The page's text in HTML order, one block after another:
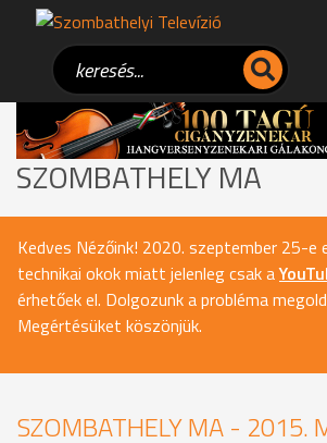
SZOMBATHELY MA
Kedves Nézőink! 2020. szeptember 25-e
technikai okok miatt jelenleg csak a
érhetőek el. Dolgozunk a probléma
Megértésüket köszönjük.
SZOMBATHELY MA - 2015.